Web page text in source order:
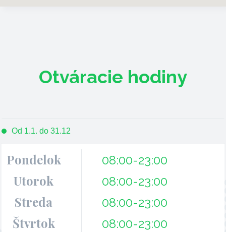
Otváracie hodiny
Od 1.1. do 31.12
Pondelok 08:00-23:00
Utorok 08:00-23:00
Streda 08:00-23:00
Štvrtok 08:00-23:00